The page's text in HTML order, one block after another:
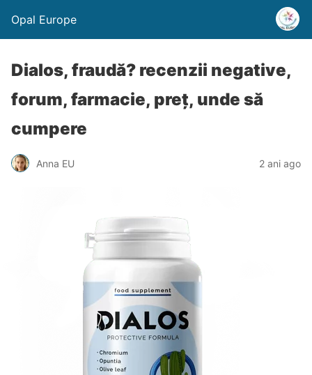
Opal Europe
Dialos, fraudă? recenzii negative,
forum, farmacie, preț, unde să
cumpere
Anna EU 2 ani ago